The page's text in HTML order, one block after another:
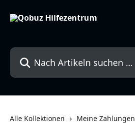
Nach Artikeln suchen …
Alle Kollektionen
Meine Zahlungen